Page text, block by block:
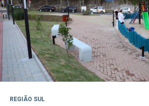
REGIÃO SUL